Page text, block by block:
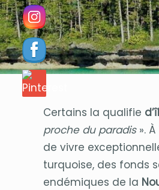
Certains la qualifie
proche du paradis». À
de vivre
turquoise, des fonds
endémiques de la